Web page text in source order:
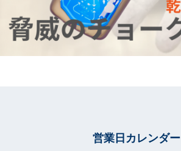
営業日カレンダー